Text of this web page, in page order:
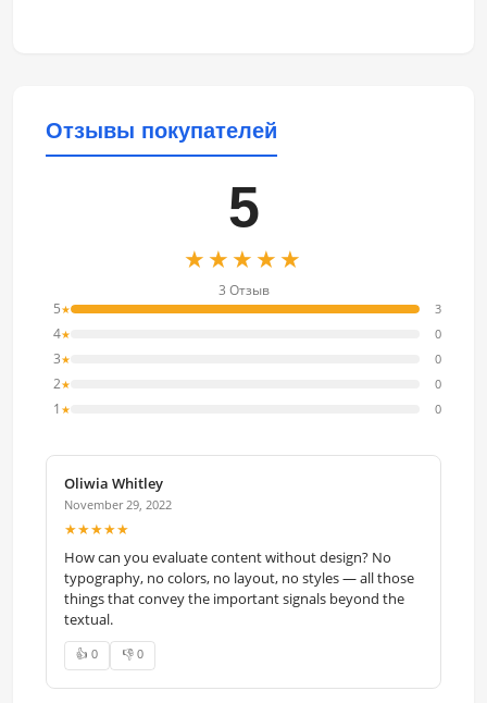
Отзывы покупателей
5
★★★★★
3 Отзыв
5★ 3
4★ 0
3★ 0
2★ 0
1 ★ 0
Oliwia Whitley
November 29, 2022
★★★★★
How can you evaluate content without design? No
typography, no colors, no layout, no styles — all those
things that convey the important signals beyond the
textual.
👍 0 👎 0